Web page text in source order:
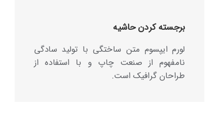
برجسته کردن حاشیه
لورم ایپسوم متن ساختگی با تولید سادگی
نامفهوم از صنعت چاپ و با استفاده از
طراحان گرافیک است.